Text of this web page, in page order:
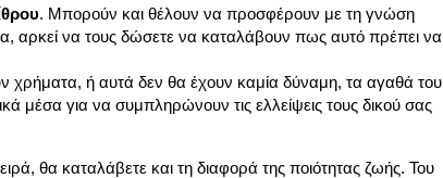
. Μπορούν και θέλουν να προσφέρουν με τη γνώση
αρκεί να τους δώσετε να καταλάβουν πως αυτό πρέπει να
ή αυτά δεν θα έχουν καμία δύναμη, τα αγαθά του
μέσα για να συμπληρώνουν τις ελλείψεις τους δικού σας
θα καταλάβετε και τη διαφορά της ποιότητας ζωής. Του